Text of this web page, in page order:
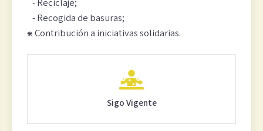
- Recogida de basuras;
⁕ Contribución a iniciativas solidarias.
Sigo Vigente